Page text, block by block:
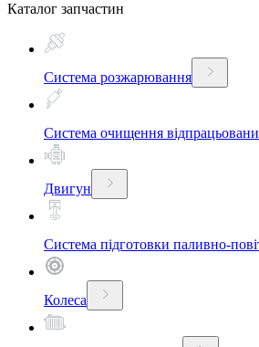
Каталог запчастин
Система розжарювання
Система очищення
Двигун
Система підготовки паливно-
Колеса